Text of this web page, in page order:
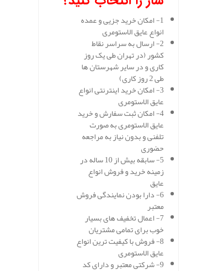
1- امکان خرید جزیی و عمده
انواع عایق الاستومری
2- ارسال به سراسر نقاط
کشور (در تهران طی یک روز
کاری و در سایر شهرستان ها
طی 2 روز کاری)
3- امکان خرید اینترنتی انواع
عایق الاستومری
4- امکان ثبت سفارش و خرید
عایق الاستومری به صورت
تلفنی و بدون نیاز به مراجعه
حضوری
5- سابقه بیش از 10 ساله در
زمینه خرید و فروش انواع
عایق
6- دارا بودن نمایندگی فروش
معتبر
7- اعمال تخفیف های بسیار
خوب برای تمامی مشتریان
8- فروش با کیفیت ترین انواع
عایق الاستومری
9- شرکتی معتبر و دارای کد